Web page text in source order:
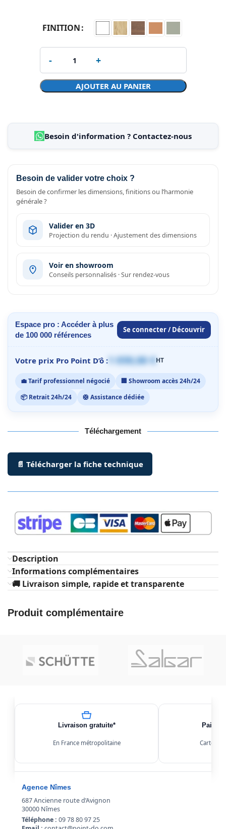
FINITION
AJOUTER AU PANIER
Besoin d'information ? Contactez-nous
Besoin de valider votre choix ?
Besoin de confirmer les dimensions, finitions ou l’harmonie
générale ?
Valider en 3D
Projection du rendu · Ajustement des dimensions
Voir en showroom
Conseils personnalisés · Sur rendez-vous
Espace pro : Accéder à plus
de 100 000 références
Se connecter / Découvrir
Votre prix Pro Point D’ô : 1 059,00 €HT
💼 Tarif professionnel négocié
🏢 Showroom accès 24h/24
📦 Retrait 24h/24
🛟 Assistance dédiée
Téléchargement
📄 Télécharger la fiche technique
Description
Informations complémentaires
🚚 Livraison simple, rapide et transparente
Produit complémentaire
Livraison gratuite*
En France métropolitaine Carte,
Agence Nîmes
687 Ancienne route d’Avignon
30000 Nîmes
Téléphone : 09 78 80 97 25